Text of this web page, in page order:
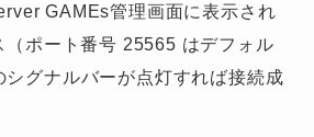
GAMEs管理画面に表示され
（ポート番号 25565 はデフォル
シグナルバーが点灯すれば接続成